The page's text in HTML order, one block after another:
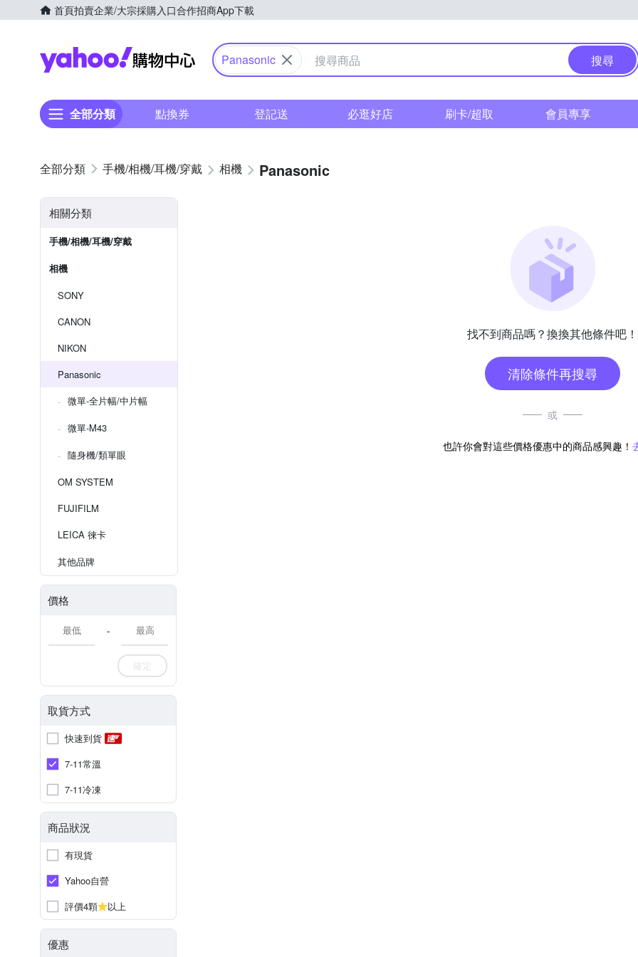
首頁拍賣企業/大宗採購入口合作招商App下載
Yahoo購物中心
Panasonic 搜尋
全部分類 點換券 登記送 必逛好店 刷卡/超取 會員專享
手機/相機/耳機/穿戴 相機 Panasonic
相關分類
手機/相機/耳機/穿戴
相機
SONY
CANON
NIKON
Panasonic
微單-全片幅/中片幅
微單-M43
隨身機/類單眼
OM SYSTEM
FUJIFILM
LEICA 徠卡
其他品牌
價格
-
確定
取貨方式
快速到貨
7-11常溫
7-11冷凍
商品狀況
有現貨
Yahoo自營
評價4顆
以上
優惠
找不到商品嗎？換換其他條件吧！
清除條件再搜尋
或
也許你會對這些價格優惠中的商品感興趣！